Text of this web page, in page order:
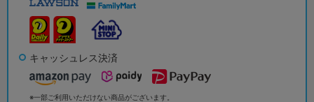
キャッシュレス決済
※一部ご利用いただけない商品がございます。